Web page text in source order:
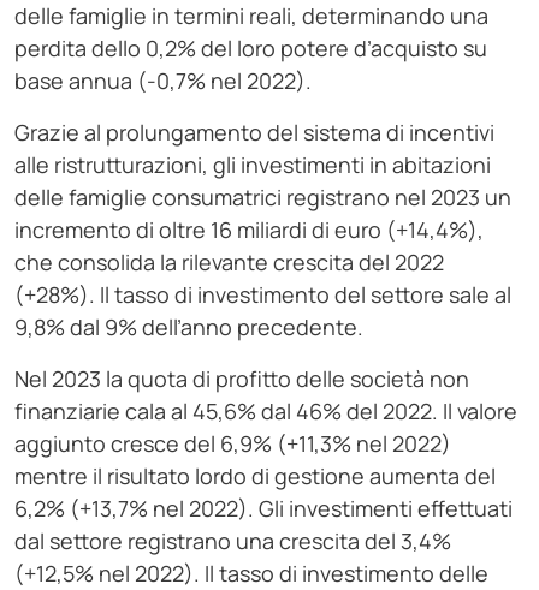
delle famiglie in termini reali, determinando una
perdita dello 0,2% del loro potere d’acquisto su
base annua (-0,7% nel 2022).
Grazie al prolungamento del sistema di incentivi
alle ristrutturazioni, gli investimenti in abitazioni
delle famiglie consumatrici registrano nel 2023 un
incremento di oltre 16 miliardi di euro (+14,4%),
che consolida la rilevante crescita del 2022
(+28%). Il tasso di investimento del settore sale al
9,8% dal 9% dell’anno precedente.
Nel 2023 la quota di profitto delle società non
finanziarie cala al 45,6% dal 46% del 2022. Il valore
aggiunto cresce del 6,9% (+11,3% nel 2022)
mentre il risultato lordo di gestione aumenta del
6,2% (+13,7% nel 2022). Gli investimenti effettuati
dal settore registrano una crescita del 3,4%
(+12,5% nel 2022). Il tasso di investimento delle